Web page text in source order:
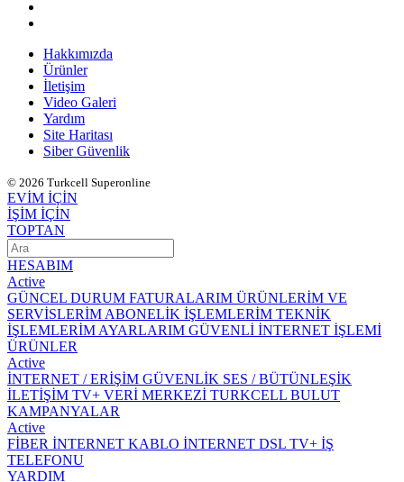
Hakkımızda
Ürünler
İletişim
Video Galeri
Yardım
Site Haritası
Siber Güvenlik
© 2026 Turkcell Superonline
EVİM İÇİN
İŞİM İÇİN
TOPTAN
HESABIM
Active
GÜNCEL DURUM FATURALARIM ÜRÜNLERİM VE
SERVİSLERİM ABONELİK İŞLEMLERİM TEKNİK
İŞLEMLERİM AYARLARIM GÜVENLİ İNTERNET İŞLEMİ
ÜRÜNLER
Active
İNTERNET / ERİŞİM GÜVENLİK SES / BÜTÜNLEŞİK
İLETİŞİM TV+ VERİ MERKEZİ TURKCELL BULUT
KAMPANYALAR
Active
FİBER İNTERNET KABLO İNTERNET DSL TV+ İŞ
TELEFONU
YARDIM